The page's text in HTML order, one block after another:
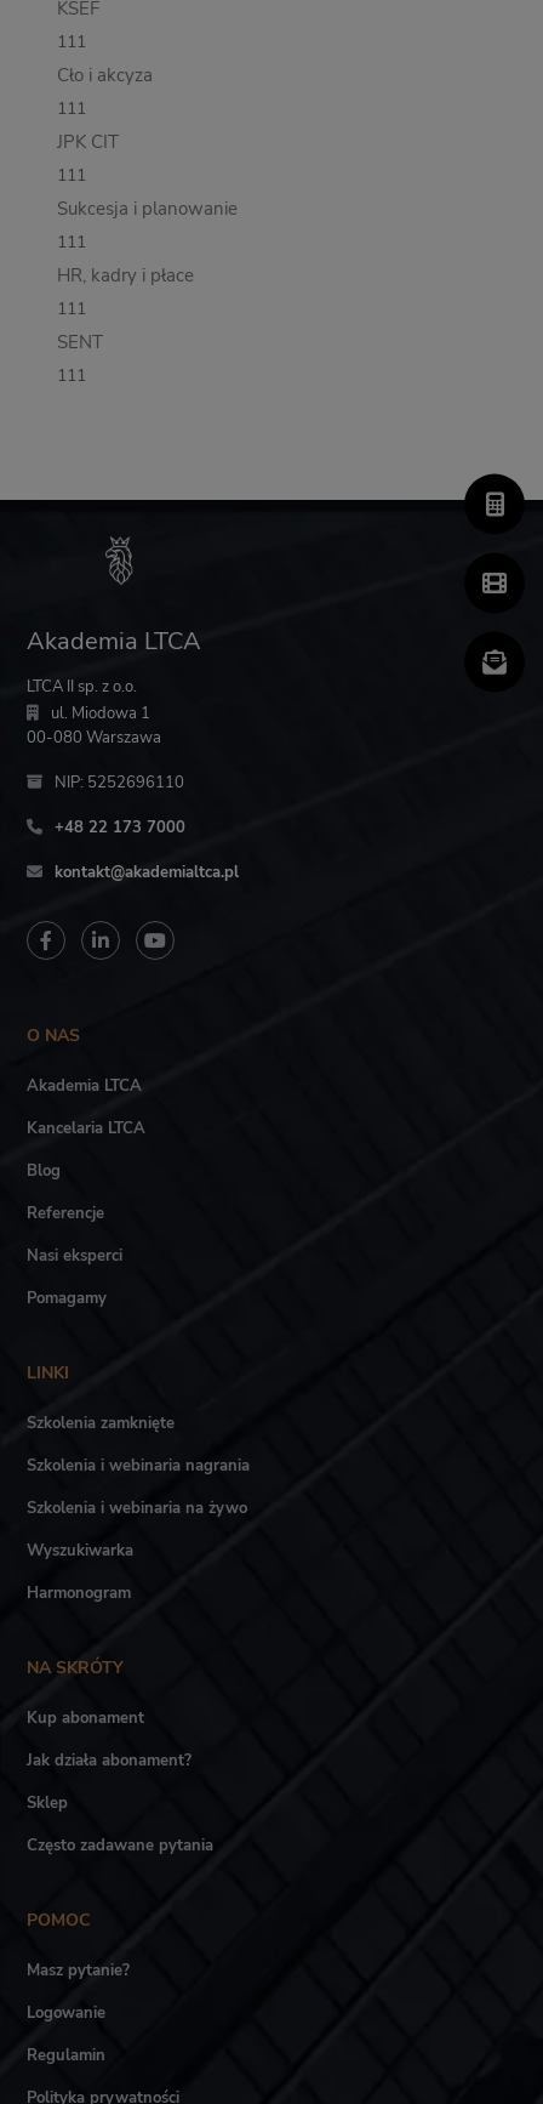
KSEF
111
Cło i akcyza
111
JPK CIT
111
Sukcesja i planowanie
111
HR, kadry i płace
111
SENT
111
Akademia LTCA
LTCA II sp. z o.o.
ul. Miodowa 1
00-080 Warszawa
NIP: 5252696110
+48 22 173 7000
kontakt@akademialtca.pl
O NAS
Akademia LTCA
Kancelaria LTCA
Blog
Referencje
Nasi eksperci
Pomagamy
LINKI
Szkolenia zamknięte
Szkolenia i webinaria nagrania
Szkolenia i webinaria na żywo
Wyszukiwarka
Harmonogram
NA SKRÓTY
Kup abonament
Jak działa abonament?
Sklep
Często zadawane pytania
POMOC
Masz pytanie?
Logowanie
Regulamin
Polityka prywatności